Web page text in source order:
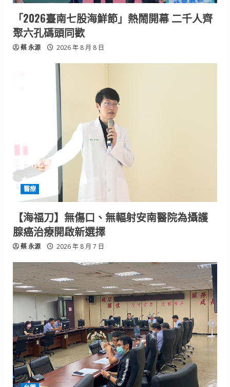
「2026臺南七股海鮮節」熱鬧開幕 二千人齊
聚六孔碼頭同歡
蔡 永源 2026 年 8 月 8 日
醫療
【海福刀】無傷口、無輻射安南醫院為攝護
腺癌治療開啟新選擇
蔡 永源 2026 年 8 月 7 日